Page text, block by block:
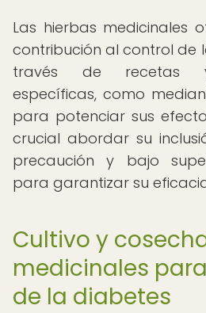
Las hierbas medicinales
contribución al control de
través de recetas y
específicas, como
para potenciar sus
crucial abordar su
precaución y bajo
para garantizar su
Cultivo y
medicinales
de la diabetes